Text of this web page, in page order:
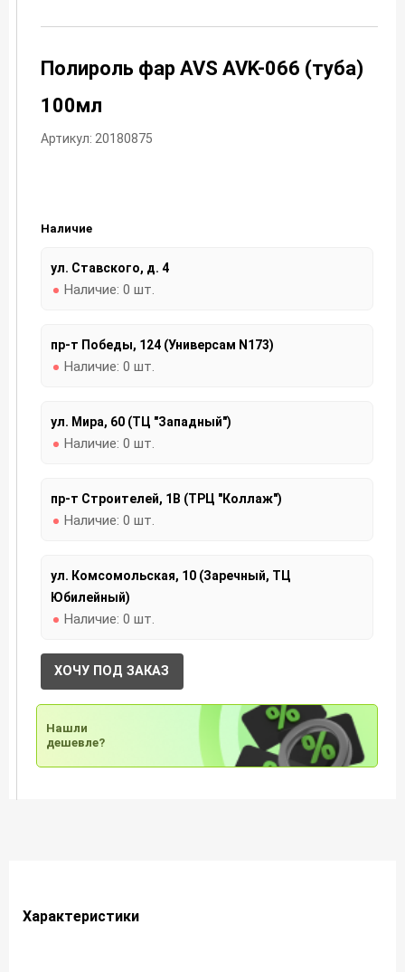
Полироль фар AVS AVK-066 (туба)
100мл
Артикул: 20180875
Наличие
ул. Ставского, д. 4
Наличие: 0 шт.
пр-т Победы, 124 (Универсам N173)
Наличие: 0 шт.
ул. Мира, 60 (ТЦ "Западный")
Наличие: 0 шт.
пр-т Строителей, 1В (ТРЦ "Коллаж")
Наличие: 0 шт.
ул. Комсомольская, 10 (Заречный, ТЦ
Юбилейный)
Наличие: 0 шт.
ХОЧУ ПОД ЗАКАЗ
Нашли
дешевле?
Характеристики